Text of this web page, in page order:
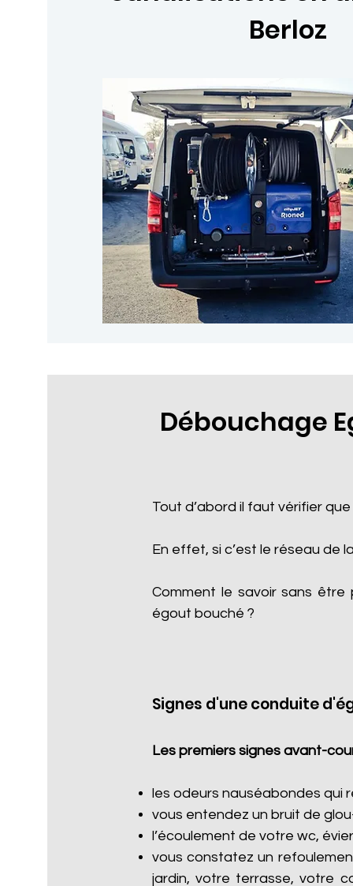
Berloz
Débouchage
Tout d’abord il faut vérifier
En effet, si c’est le réseau de
Comment le savoir sans être
égout bouché ?
Signes d'une conduite
Les premiers signes avant-
les odeurs nauséabondes qui
vous entendez un bruit de
l’écoulement de votre wc,
vous constatez un
jardin, votre terrasse, votre